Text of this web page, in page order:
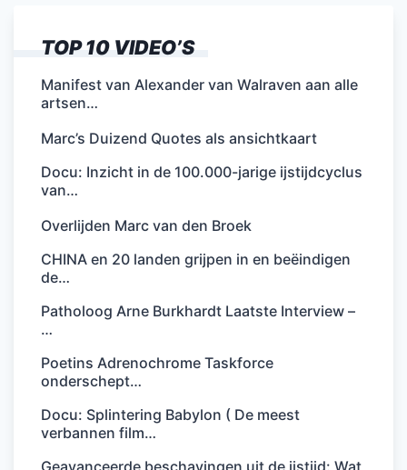
TOP 10 VIDEO’S
Manifest van Alexander van Walraven aan alle
artsen…
Marc’s Duizend Quotes als ansichtkaart
Docu: Inzicht in de 100.000-jarige ijstijdcyclus
van…
Overlijden Marc van den Broek
CHINA en 20 landen grijpen in en beëindigen
de…
Patholoog Arne Burkhardt Laatste Interview –
…
Poetins Adrenochrome Taskforce
onderschept…
Docu: Splintering Babylon ( De meest
verbannen film…
Geavanceerde beschavingen uit de ijstijd: Wat